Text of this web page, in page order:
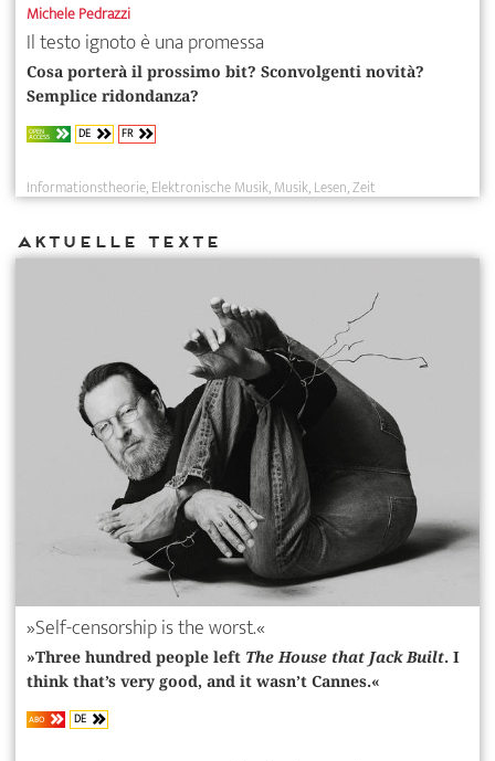
Michele Pedrazzi
Il testo ignoto è una promessa
Cosa porterà il prossimo bit? Sconvolgenti novità?
Semplice ridondanza?
OPEN
ACCESS DE FR
Informationstheorie Elektronische Musik Musik Lesen Zeit
Aktuelle Texte
»Self-censorship is the worst.«
»Three hundred people left The House that Jack Built. I
think that’s very good, and it wasn’t Cannes.«
ABO DE